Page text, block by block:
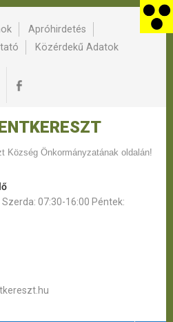
Apróhirdetés
Közérdekű Adatok
Község Önkormányzatának oldalán!
07:30-16:00 Péntek: